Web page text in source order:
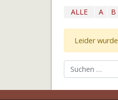
ALLE A B
Leider